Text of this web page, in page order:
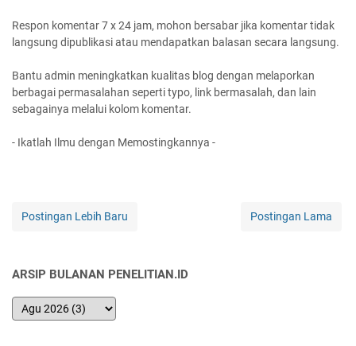
Respon komentar 7 x 24 jam, mohon bersabar jika komentar tidak
langsung dipublikasi atau mendapatkan balasan secara langsung.
Bantu admin meningkatkan kualitas blog dengan melaporkan
berbagai permasalahan seperti typo, link bermasalah, dan lain
sebagainya melalui kolom komentar.
- Ikatlah Ilmu dengan Memostingkannya -
Postingan Lebih Baru Postingan Lama
ARSIP BULANAN PENELITIAN.ID